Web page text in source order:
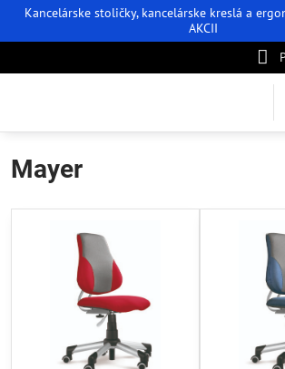
Kancelárske stoličky, kancelárske kreslá a
AKCII
Mayer